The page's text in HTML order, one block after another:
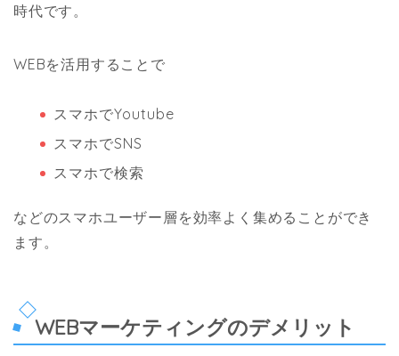
時代です。
WEBを活用することで
スマホでYoutube
スマホでSNS
スマホで検索
などのスマホユーザー層を効率よく集めることができ
ます。
WEBマーケティングのデメリット